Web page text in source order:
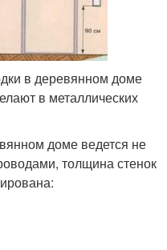
в деревянном доме
в металлических
доме ведется не
толщина стенок